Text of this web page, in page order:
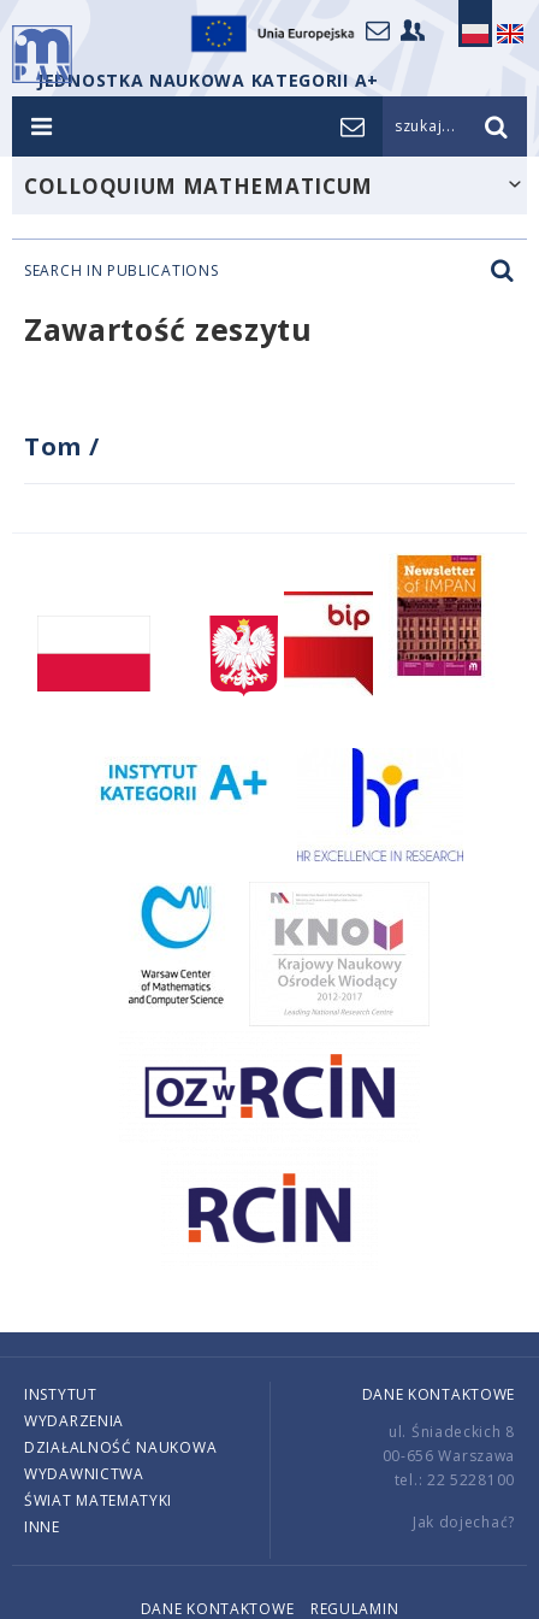
JEDNOSTKA NAUKOWA KATEGORII A+
szukaj...
COLLOQUIUM MATHEMATICUM
SEARCH IN PUBLICATIONS
Zawartość zeszytu
Tom /
INSTYTUT
WYDARZENIA
DZIAŁALNOŚĆ NAUKOWA
WYDAWNICTWA
ŚWIAT MATEMATYKI
INNE
DANE KONTAKTOWE
ul. Śniadeckich 8
00-656 Warszawa
tel.: 22 5228100
Jak dojechać?
DANE KONTAKTOWE REGULAMIN